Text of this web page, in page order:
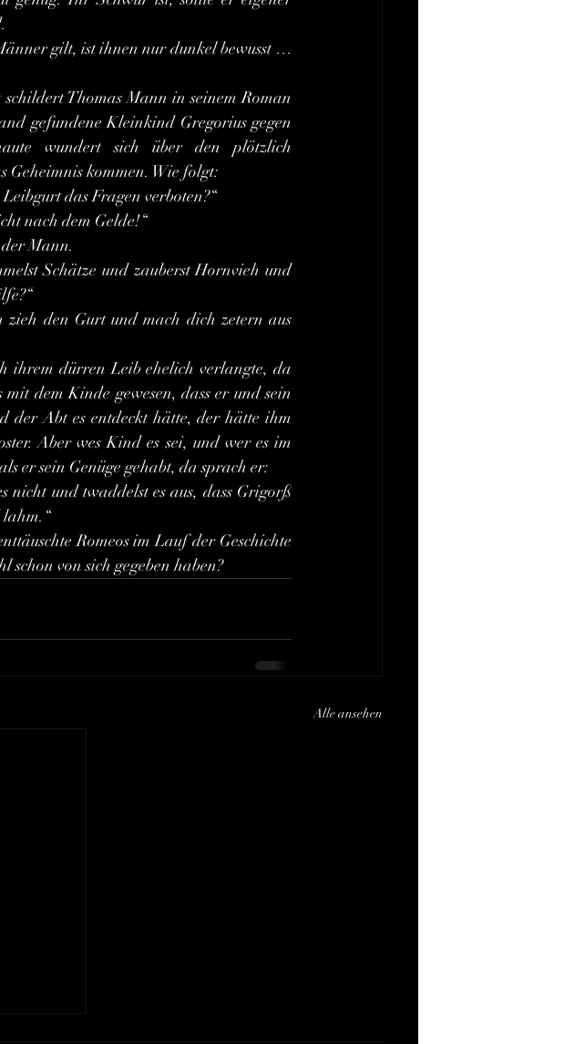
gefundene Kleinkind Gregorius gegen
wundert sich über den plötzlich
Geheimnis kommen. Wie folgt:
das Fragen verboten?“
nach dem Gelde!“
der Mann.
dem Kinde gewesen, dass er und sein
der Abt es entdeckt hätte, der hätte ihm
Aber wes Kind es sei, und wer es im
er sein Genüge gehabt, da sprach er:
lahm.“
Romeos im Lauf der Geschichte
schon von sich gegeben haben?
Alle ansehen